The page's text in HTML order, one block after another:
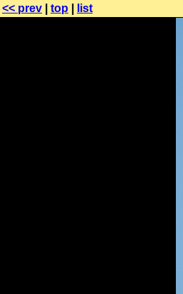
<< prev top list